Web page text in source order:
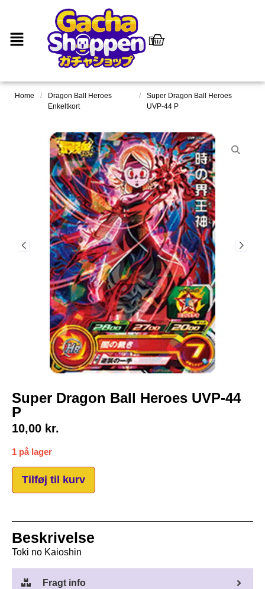
Home /
Dragon Ball Heroes
Enkeltkort
/
Super Dragon Ball Heroes
UVP-44 P
Super Dragon Ball Heroes UVP-44
P
10,00 kr.
1 på lager
Tilføj til kurv
Beskrivelse
Toki no Kaioshin
Fragt info